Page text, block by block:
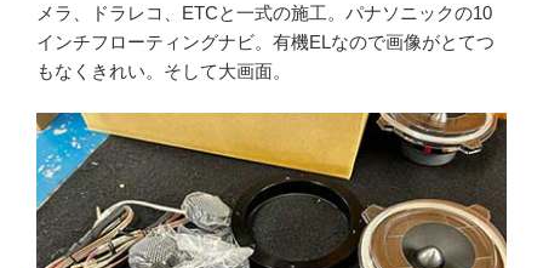
メラ、ドラレコ、ETCと一式の施工。パナソニックの10
インチフローティングナビ。有機ELなので画像がとてつ
もなくきれい。そして大画面。